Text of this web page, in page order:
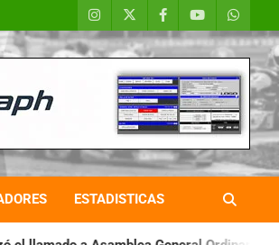
ESTADISTICAS